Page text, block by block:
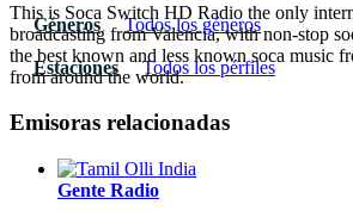
Géneros Todos los géneros
Estaciones Todos los pérfiles
This is Soca Switch HD Radio the only
broadcasting from Valencia, with non-stop
the best known and less known soca music
from around the world.
Emisoras relacionadas
Gente Radio